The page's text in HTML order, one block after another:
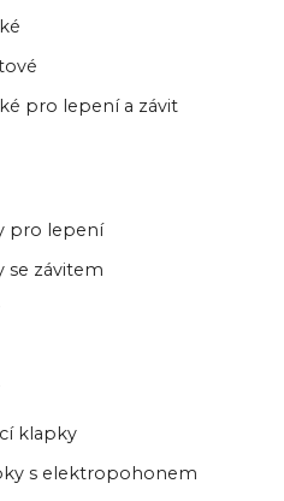
pro lepení a závit
pro lepení
se závitem
klapky
s elektropohonem